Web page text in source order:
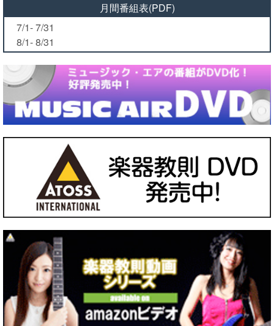
月間番組表(PDF)
7/1- 7/31
8/1- 8/31